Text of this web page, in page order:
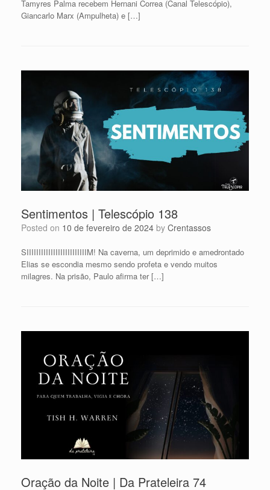
Tamyres Palma recebem Hernani Correa (Canal Telescópio),
Giancarlo Marx (Ampulheta) e […]
Sentimentos | Telescópio 138
Posted on 10 de fevereiro de 2024 by Crentassos
SIIIIIIIIIIIIIIIIIIIIIIIIIM! Na caverna, um deprimido e amedrontado
Elias se escondia mesmo sendo profeta e vendo muitos
milagres. Na prisão, Paulo afirma ter […]
Oração da Noite | Da Prateleira 74